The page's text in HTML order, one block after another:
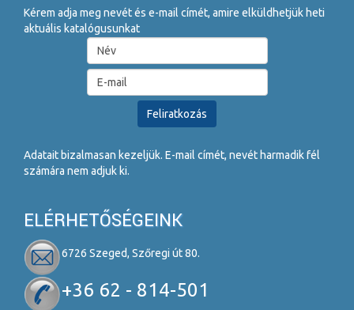
Kérem adja meg nevét és e-mail címét, amire elküldhetjük heti
aktuális katalógusunkat
Adatait bizalmasan kezeljük. E-mail címét, nevét harmadik fél
számára nem adjuk ki.
ELÉRHETŐSÉGEINK
6726 Szeged, Szőregi út 80.
+36 62 - 814-501